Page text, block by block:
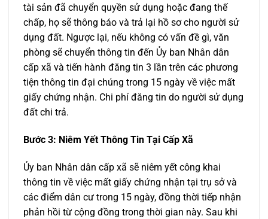
tài sản đã chuyển quyền sử dụng hoặc đang thế
chấp, họ sẽ thông báo và trả lại hồ sơ cho người sử
dụng đất. Ngược lại, nếu không có vấn đề gì, văn
phòng sẽ chuyển thông tin đến Ủy ban Nhân dân
cấp xã và tiến hành đăng tin 3 lần trên các phương
tiện thông tin đại chúng trong 15 ngày về việc mất
giấy chứng nhận. Chi phí đăng tin do người sử dụng
đất chi trả.
Bước 3: Niêm Yết Thông Tin Tại Cấp Xã
Ủy ban Nhân dân cấp xã sẽ niêm yết công khai
thông tin về việc mất giấy chứng nhận tại trụ sở và
các điểm dân cư trong 15 ngày, đồng thời tiếp nhận
phản hồi từ cộng đồng trong thời gian này. Sau khi